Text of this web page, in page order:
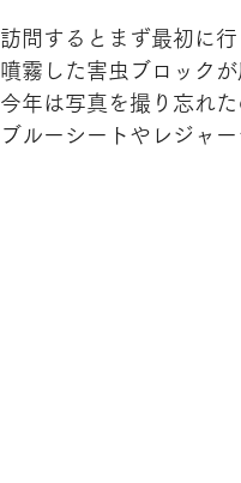
訪問するとまず最初に
噴霧した害虫ブロック
今年は写真を撮り忘れ
ブルーシートやレジャ